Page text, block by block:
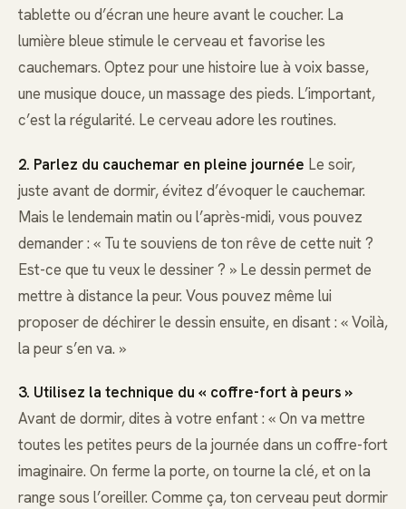
tablette ou d’écran une heure avant le coucher. La
lumière bleue stimule le cerveau et favorise les
cauchemars. Optez pour une histoire lue à voix basse,
une musique douce, un massage des pieds. L’important,
c’est la régularité. Le cerveau adore les routines.
2. Parlez du cauchemar en pleine journée Le soir,
juste avant de dormir, évitez d’évoquer le cauchemar.
Mais le lendemain matin ou l’après-midi, vous pouvez
demander : « Tu te souviens de ton rêve de cette nuit ?
Est-ce que tu veux le dessiner ? » Le dessin permet de
mettre à distance la peur. Vous pouvez même lui
proposer de déchirer le dessin ensuite, en disant : « Voilà,
la peur s’en va. »
3. Utilisez la technique du « coffre-fort à peurs »
Avant de dormir, dites à votre enfant : « On va mettre
toutes les petites peurs de la journée dans un coffre-fort
imaginaire. On ferme la porte, on tourne la clé, et on la
range sous l’oreiller. Comme ça, ton cerveau peut dormir